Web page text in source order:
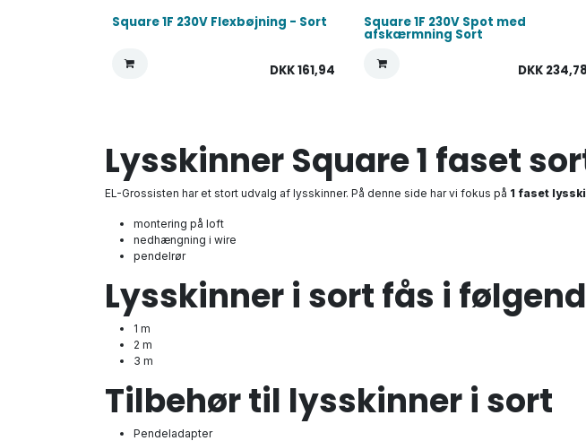
Square 1F 230V Flexbøjning - Sort
DKK161,94
Square 1F 230V Spot med
afskærmning Sort
DKK 234,78
Lysskinner Square 1 faset
EL-Grossisten har et stort udvalg af lysskinner. På denne side har vi fokus på 1 faset
montering på loft
nedhængning i wire
pendelrør
Lysskinner i sort fås i
1 m
2 m
3 m
Tilbehør til lysskinner i sort
Pendeladapter